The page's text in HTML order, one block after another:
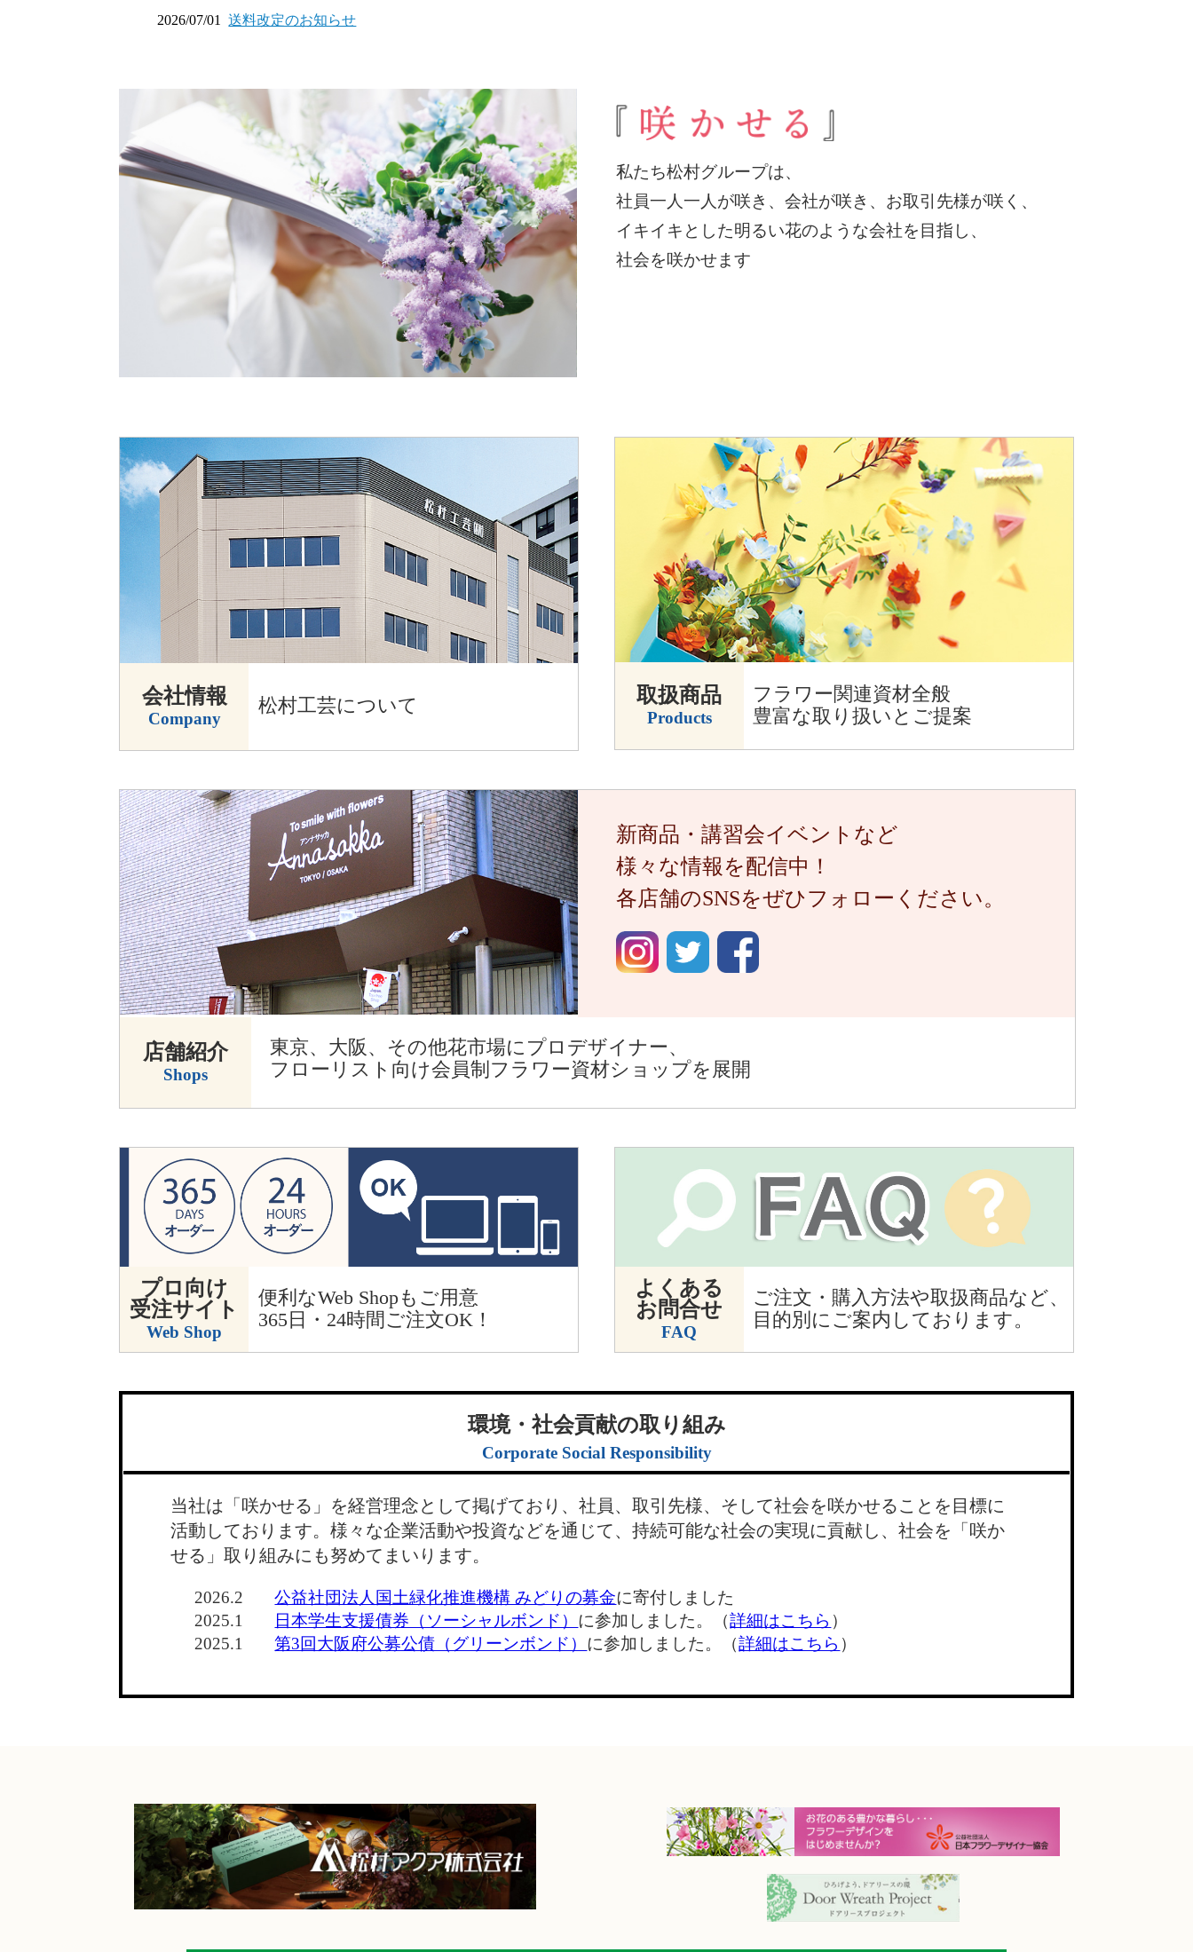
2026/07/01送料改定のお知らせ
私たち松村グループは、
社員一人一人が咲き、会社が咲き、お取引先様が咲く、
イキイキとした明るい花のような会社を目指し、
社会を咲かせます
会社情報
Company
松村工芸について 取扱商品
Products
フラワー関連資材全般
豊富な取り扱いとご提案
新商品・講習会イベントなど
様々な情報を配信中！
各店舗のSNSをぜひフォローください。
店舗紹介
Shops
東京、大阪、その他花市場にプロデザイナー、
フローリスト向け会員制フラワー資材ショップを展開
プロ向け
受注サイト
Web Shop
便利なWeb Shopもご用意
365日・24時間ご注文OK！
よくある
お問合せ
FAQ
ご注文・購入方法や取扱商品など、
目的別にご案内しております。
環境・社会貢献の取り組み
Corporate Social Responsibility
当社は「咲かせる」を経営理念として掲げており、社員、取引先様、そして社会を咲かせることを目標に
活動しております。様々な企業活動や投資などを通じて、持続可能な社会の実現に貢献し、社会を「咲か
せる」取り組みにも努めてまいります。
2026.2 公益社団法人国土緑化推進機構 みどりの募金に寄付しました
2025.1
日本学生支援債券（ソーシャルボンド） に参加しました。（詳細はこちら ）
2025.1
第3回大阪府公募公債（グリーンボンド） に参加しました。（詳細はこちら ）